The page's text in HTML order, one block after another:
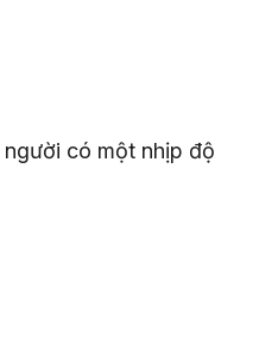
có một nhịp độ